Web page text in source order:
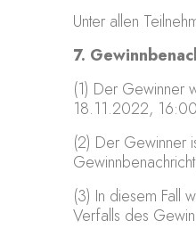
Unter allen
7.
(1) Der Gewinner
18.11.2022,
(2) Der Gewinner
(3) In diesem Fall
Verfalls des